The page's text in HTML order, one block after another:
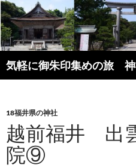
コ
ン
テ
ン
ツ
へ
プ
気軽に御朱印集めの旅
索
18福井県の神社
越前福井 出
院⑨